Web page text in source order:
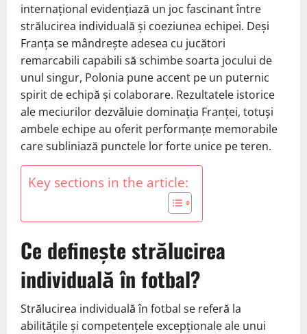
internațional evidențiază un joc fascinant între
strălucirea individuală și coeziunea echipei. Deși
Franța se mândrește adesea cu jucători
remarcabili capabili să schimbe soarta jocului de
unul singur, Polonia pune accent pe un puternic
spirit de echipă și colaborare. Rezultatele istorice
ale meciurilor dezvăluie dominația Franței, totuși
ambele echipe au oferit performanțe memorabile
care subliniază punctele lor forte unice pe teren.
Key sections in the article:
Ce definește strălucirea
individuală în fotbal?
Strălucirea individuală în fotbal se referă la
abilitățile și competențele excepționale ale unui